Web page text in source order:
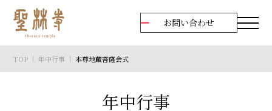
お問い合わせ
TOP ｜ 年中行事 ｜ 本尊地蔵菩薩会式
年中行事